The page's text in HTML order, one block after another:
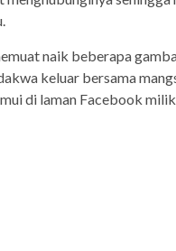
naik beberapa
keluar bersama
di laman Facebook